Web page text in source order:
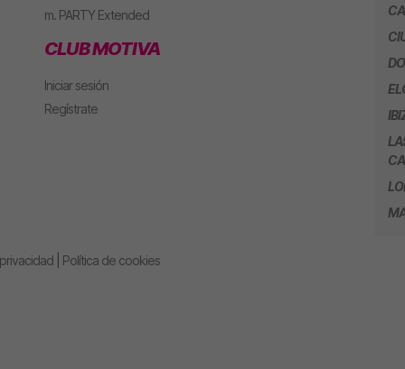
m. PARTY Extended
CLUB MOTIVA
Iniciar sesión
Regístrate
Política de cookies